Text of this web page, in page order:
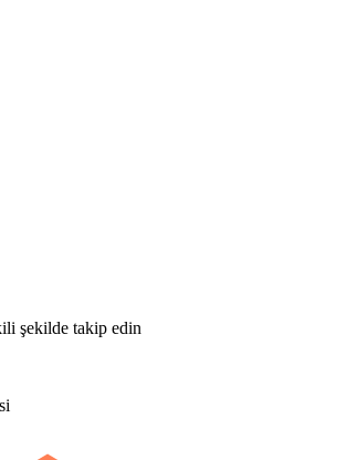
şekilde takip edin